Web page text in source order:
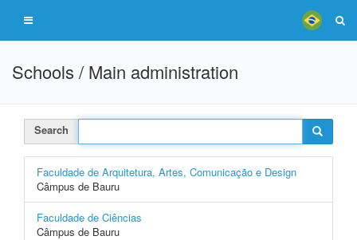
Schools / Main administration
Search
Faculdade de Arquitetura, Artes, Comunicação e Design
Câmpus de Bauru
Faculdade de Ciências
Câmpus de Bauru